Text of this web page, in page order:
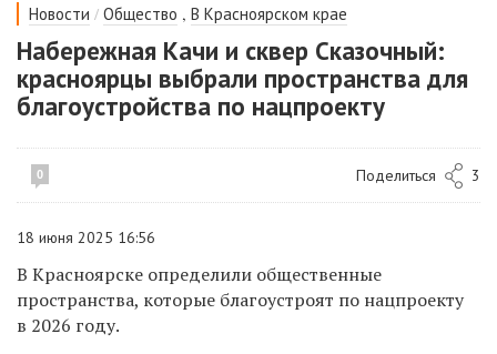
Новости / Общество , В Красноярском крае
Набережная Качи и сквер Сказочный:
красноярцы выбрали пространства для
благоустройства по нацпроекту
0 Поделиться 3
18 июня 2025 16:56
В Красноярске определили общественные
пространства, которые благоустроят по нацпроекту
в 2026 году.